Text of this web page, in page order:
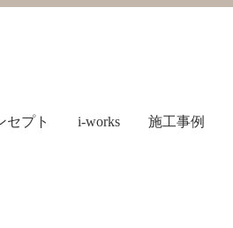
セプト i-works 施工事例